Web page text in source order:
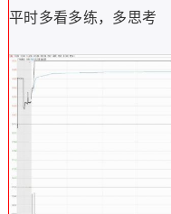
平时多看多练，多思考